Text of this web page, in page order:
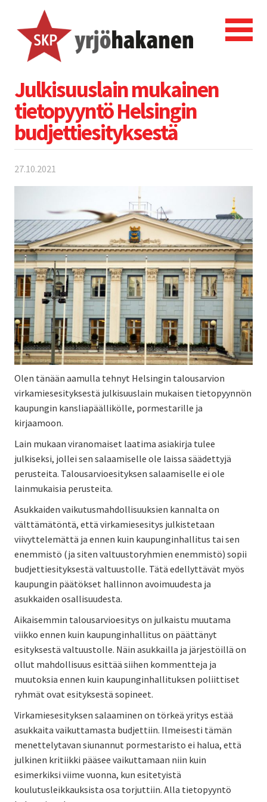
Julkisuuslain mukainen
tietopyyntö Helsingin
budjettiesityksestä
27.10.2021
Olen tänään aamulla tehnyt Helsingin talousarvion
virkamiesesityksestä julkisuuslain mukaisen tietopyynnön
kaupungin kansliapäällikölle, pormestarille ja
kirjaamoon.
Lain mukaan viranomaiset laatima asiakirja tulee
julkiseksi, jollei sen salaamiselle ole laissa säädettyjä
perusteita. Talousarvioesityksen salaamiselle ei ole
lainmukaisia perusteita.
Asukkaiden vaikutusmahdollisuuksien kannalta on
välttämätöntä, että virkamiesesitys julkistetaan
viivyttelemättä ja ennen kuin kaupunginhallitus tai sen
enemmistö (ja siten valtuustoryhmien enemmistö) sopii
budjettiesityksestä valtuustolle. Tätä edellyttävät myös
kaupungin päätökset hallinnon avoimuudesta ja
asukkaiden osallisuudesta.
Aikaisemmin talousarvioesitys on julkaistu muutama
viikko ennen kuin kaupunginhallitus on päättänyt
esityksestä valtuustolle. Näin asukkailla ja järjestöillä on
ollut mahdollisuus esittää siihen kommentteja ja
muutoksia ennen kuin kaupunginhallituksen poliittiset
ryhmät ovat esityksestä sopineet.
Virkamiesesityksen salaaminen on törkeä yritys estää
asukkaita vaikuttamasta budjettiin. Ilmeisesti tämän
menettelytavan siunannut pormestaristo ei halua, että
julkinen kritiikki pääsee vaikuttamaan niin kuin
esimerkiksi viime vuonna, kun esitetyistä
koulutusleikkauksista osa torjuttiin. Alla tietopyyntö